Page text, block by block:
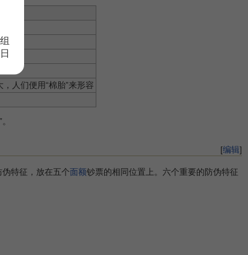
人们便用“棉胎”来形容
[编辑]
特征，放在五个面额钞票的相同位置上。六个重要的防伪特征